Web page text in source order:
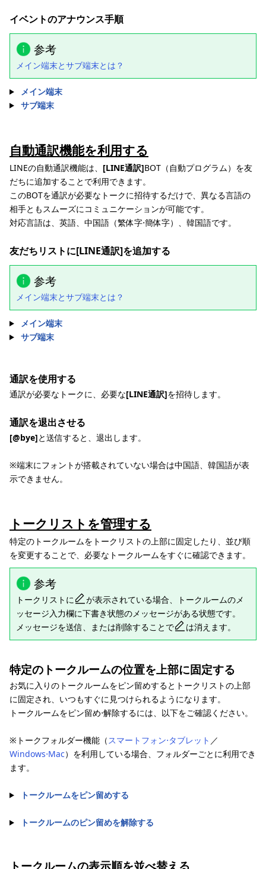
イベントのアナウンス手順
参考
メイン端末とサブ端末とは？
メイン端末
サブ端末
自動通訳機能を利用する
LINEの自動通訳機能は、 [LINE通訳]BOT（自動プログラム）を友
だちに追加することで利用できます。
このBOTを通訳が必要なトークに招待するだけで、異なる言語の
相手ともスムーズにコミュニケーションが可能です。
対応言語は、英語、中国語（繁体字⋅簡体字）、韓国語です。
友だちリストに[LINE通訳]を追加する
参考
メイン端末とサブ端末とは？
メイン端末
サブ端末
通訳を使用する
通訳が必要なトークに、必要な[LINE通訳]を招待します。
通訳を退出させる
[@bye]と送信すると、退出します。
※端末にフォントが搭載されていない場合は中国語、韓国語が表
示できません。
トークリストを管理する
特定のトークルームをトークリストの上部に固定したり、並び順
を変更することで、必要なトークルームをすぐに確認できます。
参考
トークリストに
が表示されている場合、トークルームのメ
ッセージ入力欄に下書き状態のメッセージがある状態です。
メッセージを送信、または削除することで
は消えます。
特定のトークルームの位置を上部に固定する
お気に入りのトークルームをピン留めするとトークリストの上部
に固定され、いつもすぐに見つけられるようになります。
トークルームをピン留め⋅解除するには、以下をご確認ください。
※トークフォルダー機能（スマートフォン⋅タブレット ／
Windows⋅Mac）を利用している場合、フォルダーごとに利用でき
ます。
トークルームをピン留めする
トークルームのピン留めを解除する
トークルームの表示順を並べ替える